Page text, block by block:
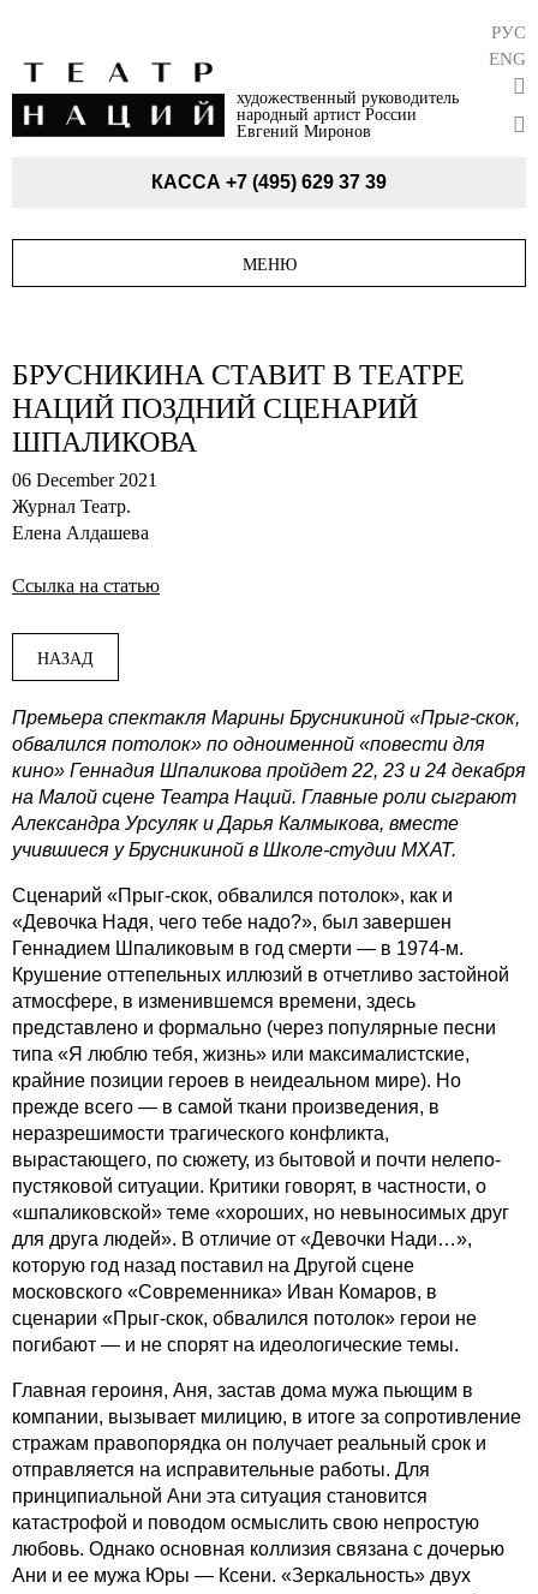
художественный руководитель
народный артист России
Евгений Миронов
РУС
ENG
КАССА +7 (495) 629 37 39
МЕНЮ
БРУСНИКИНА СТАВИТ В ТЕАТРЕ
НАЦИЙ ПОЗДНИЙ СЦЕНАРИЙ
ШПАЛИКОВА
06 December 2021
Журнал Театр.
Елена Алдашева
Ссылка на статью
НАЗАД
Премьера спектакля Марины Брусникиной «Прыг-скок,
обвалился потолок» по одноименной «повести для
кино» Геннадия Шпаликова пройдет 22, 23 и 24 декабря
на Малой сцене Театра Наций. Главные роли сыграют
Александра Урсуляк и Дарья Калмыкова, вместе
учившиеся у Брусникиной в Школе-студии МХАТ.
Сценарий «Прыг-скок, обвалился потолок», как и
«Девочка Надя, чего тебе надо?», был завершен
Геннадием Шпаликовым в год смерти — в 1974-м.
Крушение оттепельных иллюзий в отчетливо застойной
атмосфере, в изменившемся времени, здесь
представлено и формально (через популярные песни
типа «Я люблю тебя, жизнь» или максималистские,
крайние позиции героев в неидеальном мире). Но
прежде всего — в самой ткани произведения, в
неразрешимости трагического конфликта,
вырастающего, по сюжету, из бытовой и почти нелепо-
пустяковой ситуации. Критики говорят, в частности, о
«шпаликовской» теме «хороших, но невыносимых друг
для друга людей». В отличие от «Девочки Нади…»,
которую год назад поставил на Другой сцене
московского «Современника» Иван Комаров, в
сценарии «Прыг-скок, обвалился потолок» герои не
погибают — и не спорят на идеологические темы.
Главная героиня, Аня, застав дома мужа пьющим в
компании, вызывает милицию, в итоге за сопротивление
стражам правопорядка он получает реальный срок и
отправляется на исправительные работы. Для
принципиальной Ани эта ситуация становится
катастрофой и поводом осмыслить свою непростую
любовь. Однако основная коллизия связана с дочерью
Ани и ее мужа Юры — Ксени. «Зеркальность» двух